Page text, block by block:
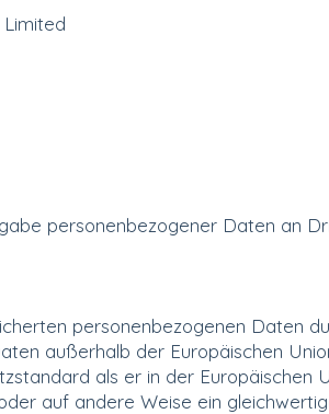
personenbezogener Daten an
personenbezogenen Daten
außerhalb der Europäischen
als er in der Europäischen
auf andere Weise ein